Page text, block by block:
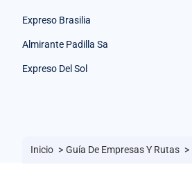
Expreso Brasilia
Almirante Padilla Sa
Expreso Del Sol
Inicio > Guía De Empresas Y Rutas >